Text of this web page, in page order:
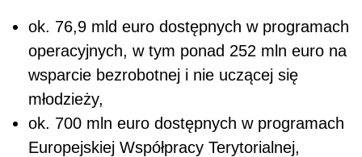
ok. 76,9 mld euro dostępnych w programach
operacyjnych, w tym ponad 252 mln euro na
wsparcie bezrobotnej i nie uczącej się
młodzieży,
ok. 700 mln euro dostępnych w programach
Europejskiej Współpracy Terytorialnej,